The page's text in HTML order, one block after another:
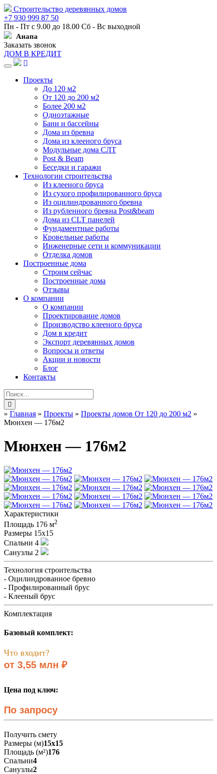
Строительство деревянных домов
+7 930 999 87 50
Пн - Пт с 9.00 до 18.00 Сб - Вс выходной
Анапа
Заказать звонок
ДОМ В КРЕДИТ
Навигация
Проекты
До 120 м2
От 120 до 200 м2
Более 200 м2
Одноэтажные
Бани и бассейны
Дома из бревна
Дома из клееного бруса
Модульные дома СЛТ
Post & Beam
Беседки и гаражи
Технологии строительства
Из клееного бруса
Из сухого профилированного бруса
Из оцилиндрованного бревна
Из рубленного бревна Post&beam
Дома из CLT панелей
Фундаментные работы
Кровельные работы
Инженерные сети и коммуникации
Отделка домов
Построенные дома
Строим сейчас
Построенные дома
Отзывы
О компании
О компании
Проектирование домов
Производство клееного бруса
Дом в кредит
Экспорт деревянных домов
Вопросы и ответы
Акции и новости
Блог
Контакты
» Главная » Проекты » Проекты домов От 120 до 200 м2 »
Мюнхен — 176м2
Мюнхен — 176м2
Характеристики
Площадь 176 м2
Размеры 15х15
Спальни 4
Санузлы 2
Технология строительства
- Оцилиндрованное бревно
- Профилированный брус
- Клееный брус
Комплектация
Базовый комплект:
Что входит?
от 3,55 млн ₽
Цена под ключ:
По запросу
Получить смету
Размеры (м)15х15
Площадь (м²)176
Спальни4
Санузлы2